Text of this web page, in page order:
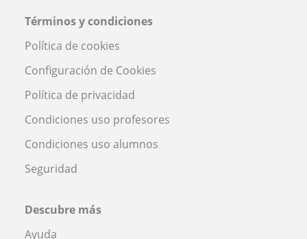
Términos y condiciones
Política de cookies
Configuración de Cookies
Política de privacidad
Condiciones uso profesores
Condiciones uso alumnos
Seguridad
Descubre más
Ayuda